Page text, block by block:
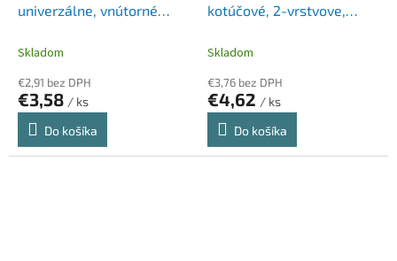
univerzálne, vnútorné
LUCART "Multiuse Strong
Skladom
€2,91 bez DPH
€3,58 / ks
Do košíka
kotúčové, 2-vrstvove,
2.500", havana hnedé
Skladom
€3,76 bez DPH
€4,62 / ks
Do košíka